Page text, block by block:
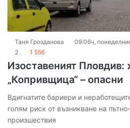
Таня Грозданова
09:06ч,
2
1 556
Изоставеният Пловдив:
„Копривщица“ – опасни
Вдигнатите бариери и
голям риск от възникване на
произшествия